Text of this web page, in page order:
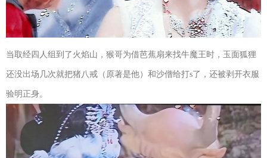
当取经四人组到了火焰山，猴哥为借芭蕉扇来找牛魔王时，玉面狐狸
还没出场几次就把猪八戒（原著是他）和沙僧给打s了，还被剥开衣服
验明正身。